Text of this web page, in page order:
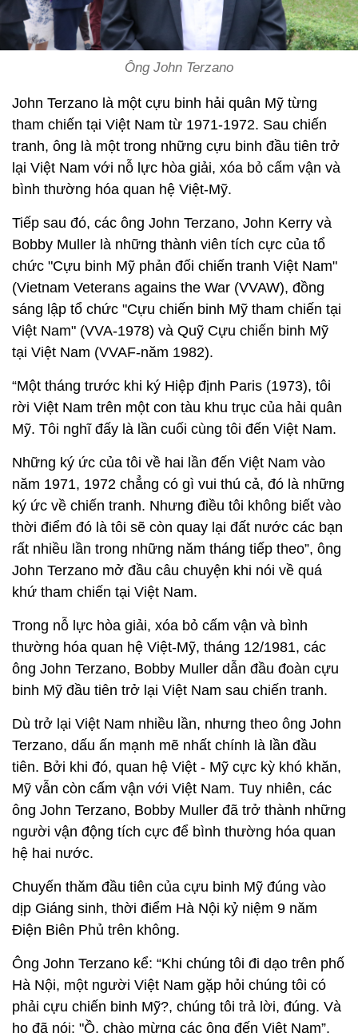
Ông John Terzano
John Terzano là một cựu binh hải quân Mỹ từng
tham chiến tại Việt Nam từ 1971-1972. Sau chiến
tranh, ông là một trong những cựu binh đầu tiên trở
lại Việt Nam với nỗ lực hòa giải, xóa bỏ cấm vận và
bình thường hóa quan hệ Việt-Mỹ.
Tiếp sau đó, các ông John Terzano, John Kerry và
Bobby Muller là những thành viên tích cực của tổ
chức "Cựu binh Mỹ phản đối chiến tranh Việt Nam"
(Vietnam Veterans agains the War (VVAW), đồng
sáng lập tổ chức "Cựu chiến binh Mỹ tham chiến tại
Việt Nam" (VVA-1978) và Quỹ Cựu chiến binh Mỹ
tại Việt Nam (VVAF-năm 1982).
“Một tháng trước khi ký Hiệp định Paris (1973), tôi
rời Việt Nam trên một con tàu khu trục của hải quân
Mỹ. Tôi nghĩ đấy là lần cuối cùng tôi đến Việt Nam.
Những ký ức của tôi về hai lần đến Việt Nam vào
năm 1971, 1972 chẳng có gì vui thú cả, đó là những
ký ức về chiến tranh. Nhưng điều tôi không biết vào
thời điểm đó là tôi sẽ còn quay lại đất nước các bạn
rất nhiều lần trong những năm tháng tiếp theo”, ông
John Terzano mở đầu câu chuyện khi nói về quá
khứ tham chiến tại Việt Nam.
Trong nỗ lực hòa giải, xóa bỏ cấm vận và bình
thường hóa quan hệ Việt-Mỹ, tháng 12/1981, các
ông John Terzano, Bobby Muller dẫn đầu đoàn cựu
binh Mỹ đầu tiên trở lại Việt Nam sau chiến tranh.
Dù trở lại Việt Nam nhiều lần, nhưng theo ông John
Terzano, dấu ấn mạnh mẽ nhất chính là lần đầu
tiên. Bởi khi đó, quan hệ Việt - Mỹ cực kỳ khó khăn,
Mỹ vẫn còn cấm vận với Việt Nam. Tuy nhiên, các
ông John Terzano, Bobby Muller đã trở thành những
người vận động tích cực để bình thường hóa quan
hệ hai nước.
Chuyến thăm đầu tiên của cựu binh Mỹ đúng vào
dịp Giáng sinh, thời điểm Hà Nội kỷ niệm 9 năm
Điện Biên Phủ trên không.
Ông John Terzano kể: “Khi chúng tôi đi dạo trên phố
Hà Nội, một người Việt Nam gặp hỏi chúng tôi có
phải cựu chiến binh Mỹ?, chúng tôi trả lời, đúng. Và
họ đã nói: "Ồ, chào mừng các ông đến Việt Nam”.